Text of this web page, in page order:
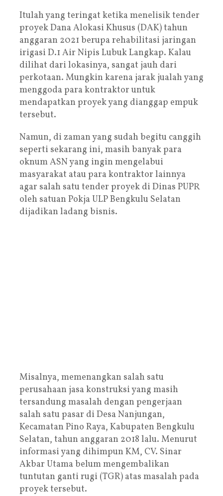
Itulah yang teringat ketika menelisik tender
proyek Dana Alokasi Khusus (DAK) tahun
anggaran 2021 berupa rehabilitasi jaringan
irigasi D.1 Air Nipis Lubuk Langkap. Kalau
dilihat dari lokasinya, sangat jauh dari
perkotaan. Mungkin karena jarak jualah yang
menggoda para kontraktor untuk
mendapatkan proyek yang dianggap empuk
tersebut.
Namun, di zaman yang sudah begitu canggih
seperti sekarang ini, masih banyak para
oknum ASN yang ingin mengelabui
masyarakat atau para kontraktor lainnya
agar salah satu tender proyek di Dinas PUPR
oleh satuan Pokja ULP Bengkulu Selatan
dijadikan ladang bisnis.
Misalnya, memenangkan salah satu
perusahaan jasa konstruksi yang masih
tersandung masalah dengan pengerjaan
salah satu pasar di Desa Nanjungan,
Kecamatan Pino Raya, Kabupaten Bengkulu
Selatan, tahun anggaran 2018 lalu. Menurut
informasi yang dihimpun KM, CV. Sinar
Akbar Utama belum mengembalikan
tuntutan ganti rugi (TGR) atas masalah pada
proyek tersebut.